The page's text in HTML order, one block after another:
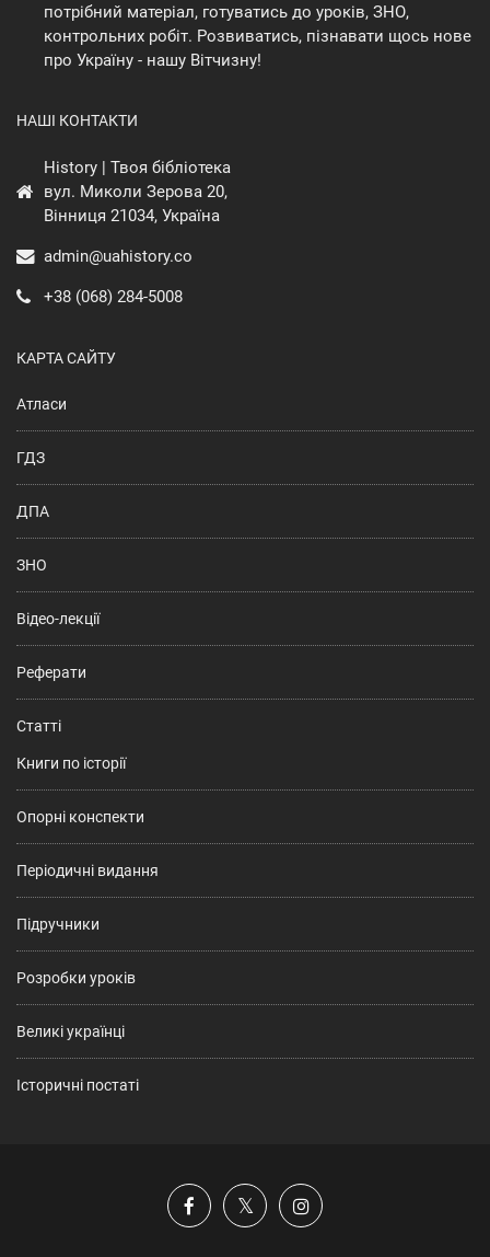
потрібний матеріал, готуватись до уроків, ЗНО,
контрольних робіт. Розвиватись, пізнавати щось нове
про Україну - нашу Вітчизну!
НАШІ КОНТАКТИ
History | Твоя бібліотека
вул. Миколи Зерова 20,
Вінниця 21034, Україна
admin@uahistory.co
+38 (068) 284-5008
КАРТА САЙТУ
Атласи
ГДЗ
ДПА
ЗНО
Відео-лекції
Реферати
Статті
Книги по історії
Опорні конспекти
Періодичні видання
Підручники
Розробки уроків
Великі українці
Історичні постаті